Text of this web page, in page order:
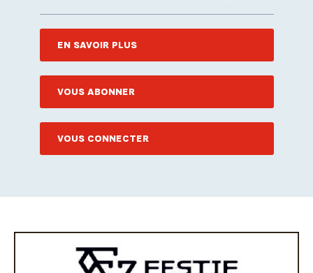
EN SAVOIR PLUS
VOUS ABONNER
VOUS CONNECTER